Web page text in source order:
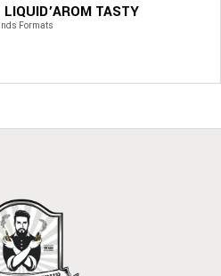
TASTY
Formats